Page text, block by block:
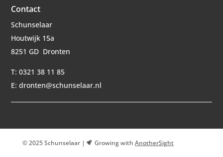
Contact
Schunselaar
Houtwijk 15a
8251 GD Dronten
T: 0321 38 11 85
E: dronten@schunselaar.nl
© 2025 Schunselaar | Growing with AnotherSight